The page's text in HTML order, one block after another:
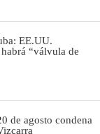
EE.UU.
“válvula de
de agosto condena